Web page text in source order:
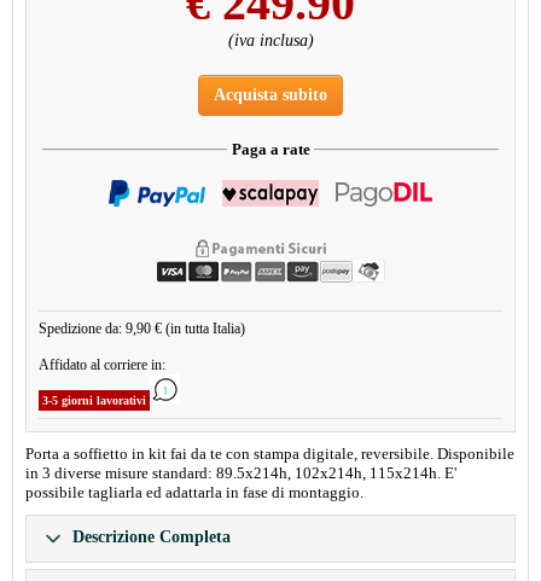
(iva inclusa)
Acquista subito
Paga a rate
Spedizione da: 9,90 € (in tutta Italia)
Affidato al corriere in:
3-5 giorni lavorativi
Porta a soffietto in kit fai da te con stampa digitale, reversibile. Disponibile
in 3 diverse misure standard: 89.5x214h, 102x214h, 115x214h. E'
possibile tagliarla ed adattarla in fase di montaggio.
Descrizione Completa